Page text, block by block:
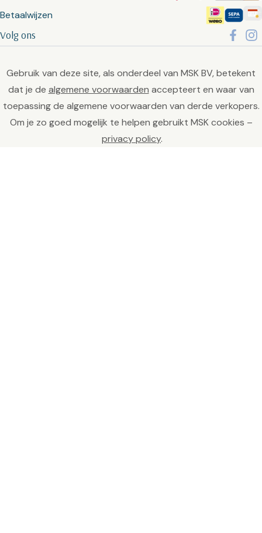
Betaalwijzen
Volg ons
Gebruik van deze site, als onderdeel van MSK BV, betekent
dat je de algemene voorwaarden accepteert en waar van
toepassing de algemene voorwaarden van derde verkopers.
Om je zo goed mogelijk te helpen gebruikt MSK cookies –
privacy policy.